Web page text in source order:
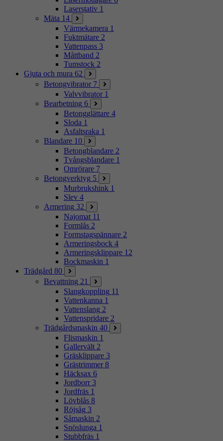
Laserstativ 1
Mäta 14
Värmekamera 1
Fuktmätare 2
Vattenpass 3
Måttband 2
Tumstock 2
Gjuta och mura 62
Betongvibrator 7
Valvvibrator 1
Bearbetning 6
Betongglättare 4
Sloda 1
Asfaltsraka 1
Blandare 10
Betongblandare 2
Tvångsblandare 1
Omrörare 7
Betongverktyg 5
Murbrukshink 1
Slev 4
Armering 32
Najomat 11
Formlås 2
Formstagspännare 2
Armeringsbock 4
Armeringsklippare 12
Bockmaskin 1
Trädgård 80
Bevattning 21
Slangkoppling 11
Vattenkanna 1
Vattenslang 2
Vattenspridare 2
Trädgårdsmaskin 40
Flismaskin 1
Gallervält 2
Gräsklippare 3
Grästrimmer 8
Häcksax 6
Jordborr 3
Jordfräs 1
Lövblås 8
Röjsåg 3
Såmaskin 2
Snöslunga 1
Stubbfräs 1